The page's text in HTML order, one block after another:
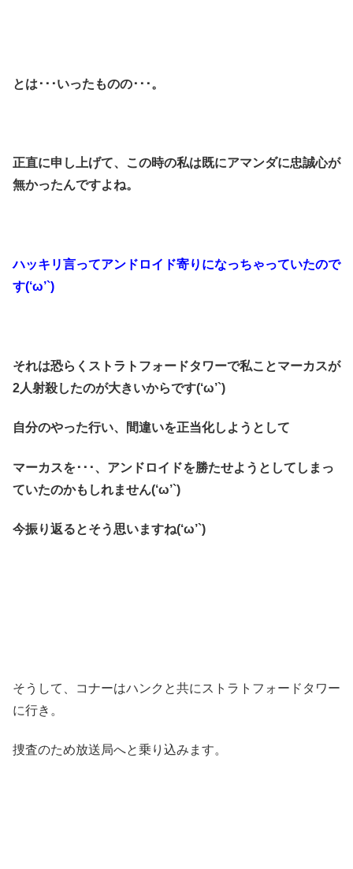
とは･･･いったものの･･･。
正直に申し上げて、この時の私は既にアマンダに忠誠心が
無かったんですよね。
ハッキリ言ってアンドロイド寄りになっちゃっていたので
す(‘ω’`)
それは恐らくストラトフォードタワーで私ことマーカスが
2人射殺したのが大きいからです(‘ω’`)
自分のやった行い、間違いを正当化しようとして
マーカスを･･･、アンドロイドを勝たせようとしてしまっ
ていたのかもしれません(‘ω’`)
今振り返るとそう思いますね(‘ω’`)
そうして、コナーはハンクと共にストラトフォードタワー
に行き。
捜査のため放送局へと乗り込みます。